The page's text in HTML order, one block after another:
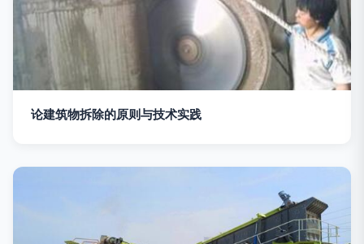
论建筑物拆除的原则与技术实践